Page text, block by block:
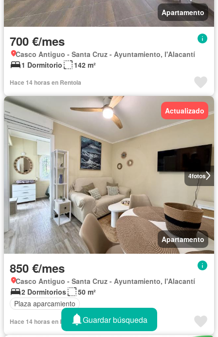
Apartamento
700 €/mes
Casco Antiguo - Santa Cruz - Ayuntamiento, l'Alacantí
1 Dormitorio
142 m²
Hace 14 horas en Rentola
4fotos
Actualizado
Apartamento
850 €/mes
Casco Antiguo - Santa Cruz - Ayuntamiento, l'Alacantí
2 Dormitorios
50 m²
Plaza aparcamiento
Hace 14 horas en RentolaGuardar búsqueda